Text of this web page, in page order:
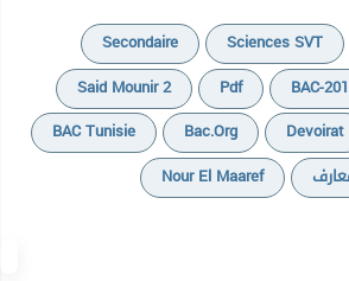
Secondaire Sciences SVT
Said Mounir 2
Pdf BAC-
BAC Tunisie
Bac.org Devoirat
Nour El Maaref